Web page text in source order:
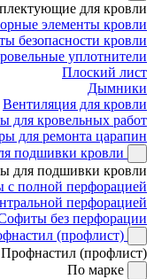
для кровли
элементы кровли
безопасности кровли
уплотнители
Плоский лист
Дымники
Вентиляция для кровли
для кровельных работ
для ремонта царапин
подшивки кровли
для подшивки кровли
с полной перфорацией
перфорацией
без перфорации
(профлист)
Профнастил (профлист)
По марке